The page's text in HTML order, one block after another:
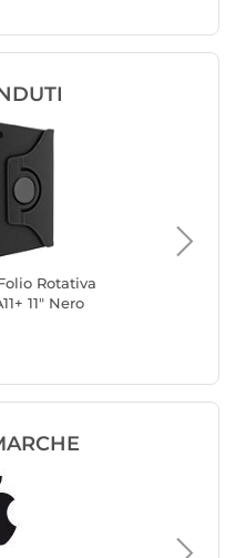
Rotativa
11" Nero